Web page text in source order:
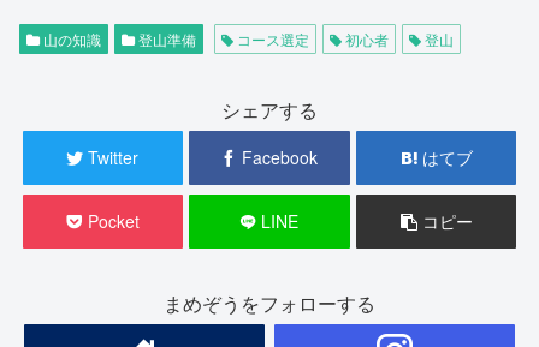
山の知識 登山準備 コース選定 初心者 登山
シェアする
Twitter Facebook はてブ
Pocket LINE コピー
まめぞうをフォローする